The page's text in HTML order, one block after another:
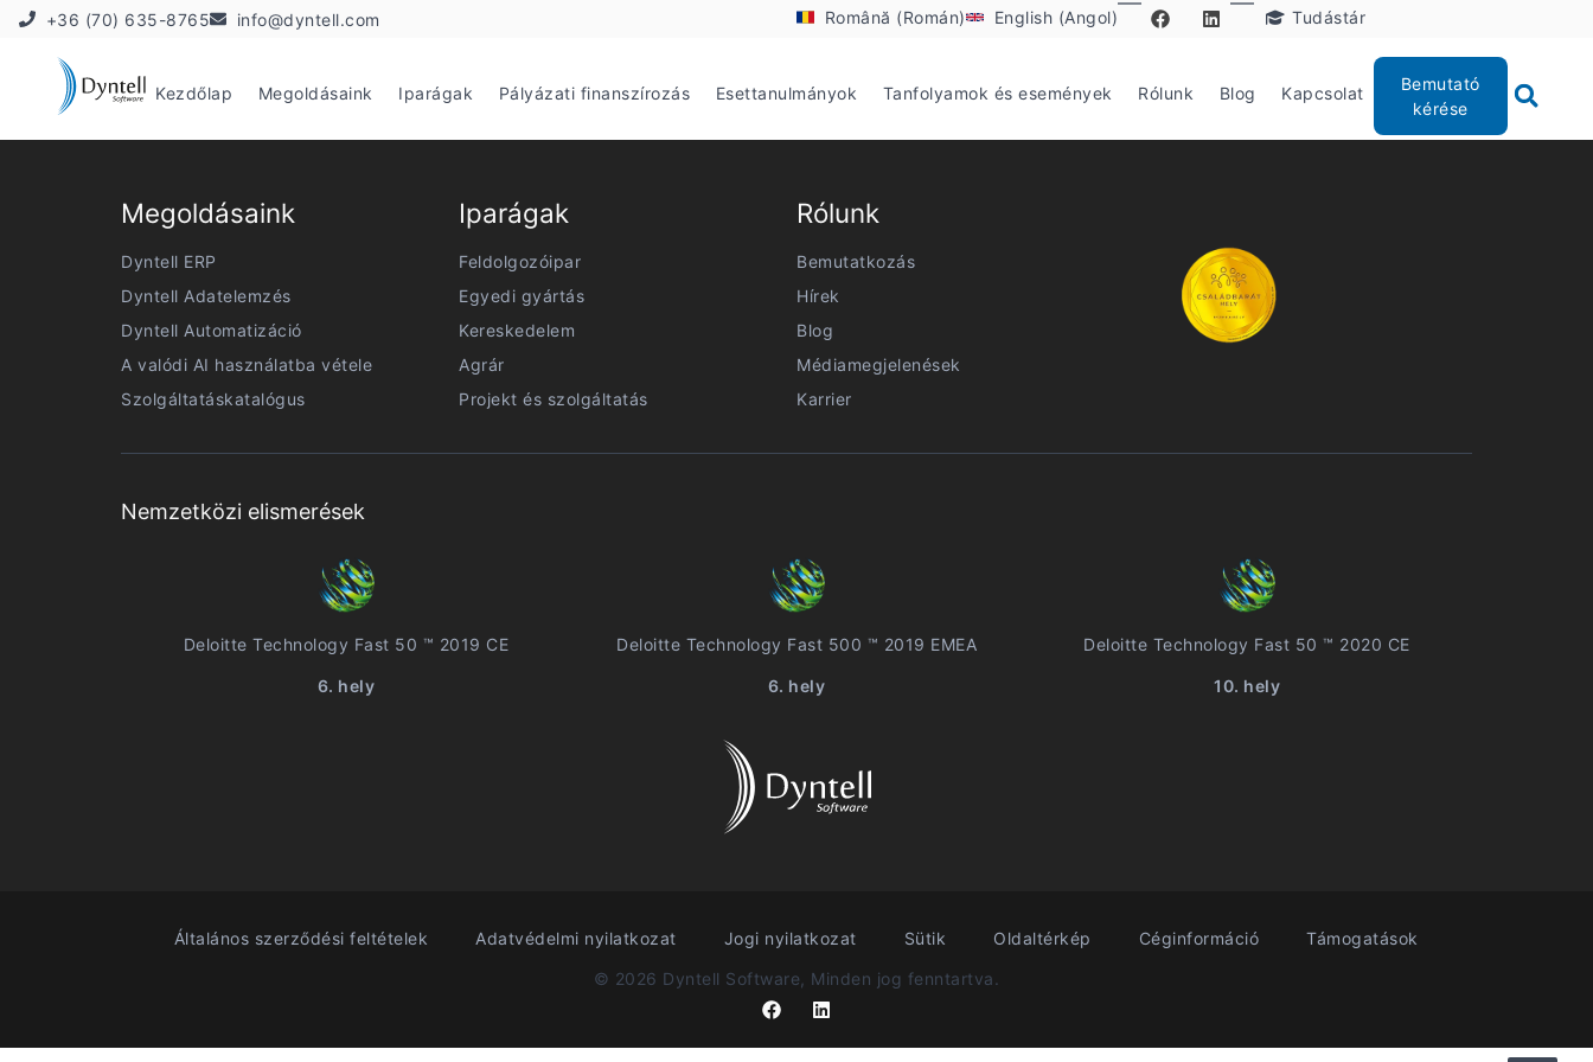
+36 (70) 635-8765 info@dyntell.com Română (Román) English (Angol) Tudástár
Kezdőlap Megoldásaink Iparágak Pályázati finanszírozás Esettanulmányok Tanfolyamok és események Rólunk Blog Kapcsolat
Bemutató
kérése
Megoldásaink
Dyntell ERP
Dyntell Adatelemzés
Dyntell Automatizáció
A valódi AI használatba vétele
Szolgáltatáskatalógus
Iparágak
Feldolgozóipar
Egyedi gyártás
Kereskedelem
Agrár
Projekt és szolgáltatás
Rólunk
Bemutatkozás
Hírek
Blog
Médiamegjelenések
Karrier
Nemzetközi elismerések
Deloitte Technology Fast 50 ™ 2019 CE
6. hely
Deloitte Technology Fast 500 ™ 2019 EMEA
6. hely
Deloitte Technology Fast 50 ™ 2020 CE
10. hely
Általános szerződési feltételek Adatvédelmi nyilatkozat Jogi nyilatkozat Sütik Oldaltérkép Céginformáció
Támogatások
© 2026 Dyntell Software, Minden jog fenntartva.